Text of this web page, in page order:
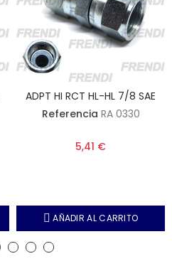
ADPT HI RCT HL-HL 7/8 SAE
Referencia RA 0330
5,41 €
AÑADIR AL CARRITO